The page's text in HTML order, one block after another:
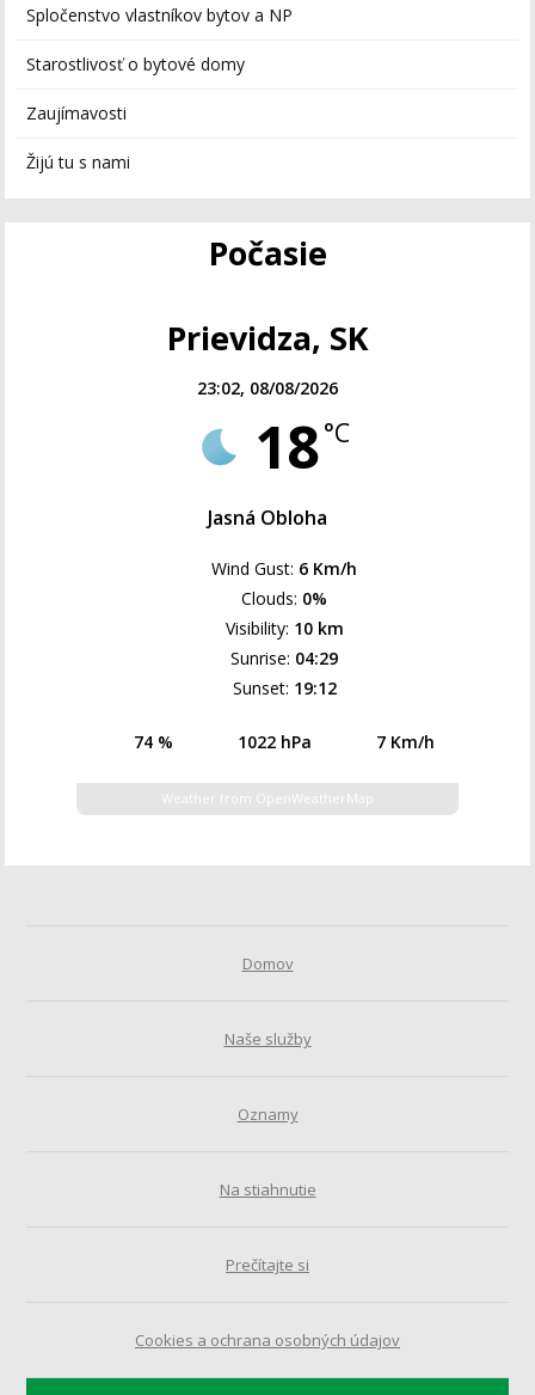
Spločenstvo vlastníkov bytov a NP
Starostlivosť o bytové domy
Zaujímavosti
Žijú tu s nami
Počasie
Prievidza, SK
23:02, 08/08/2026
18°C
Jasná Obloha
74 % 1022 hPa 7 Km/h
Wind Gust: 6 Km/h
Clouds: 0%
Visibility: 10 km
Sunrise: 04:29
Sunset: 19:12
Weather from OpenWeatherMap
Domov
Naše služby
Oznamy
Na stiahnutie
Prečítajte si
Cookies a ochrana osobných údajov